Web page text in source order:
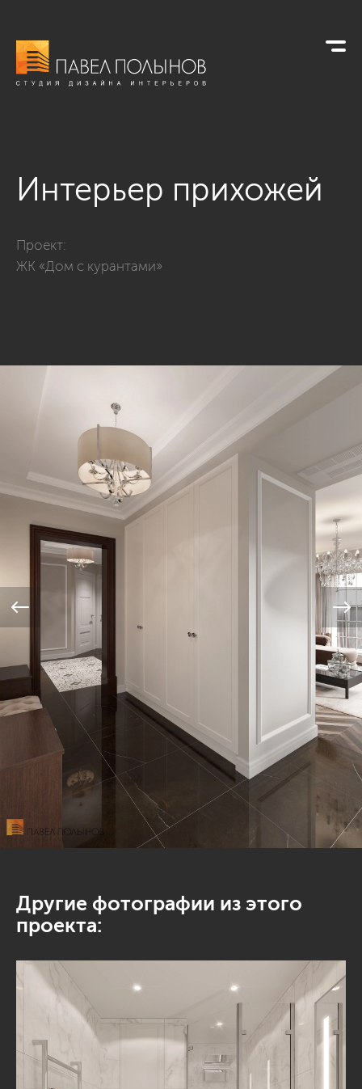
Интерьер прихожей
Проект:
ЖК «Дом с курантами»
Другие фотографии из этого
проекта: